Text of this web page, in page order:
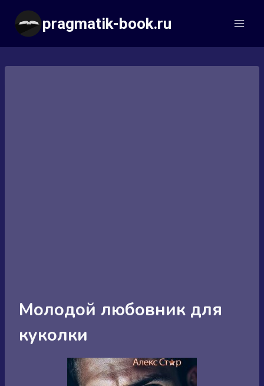
Перейти
содержимому
pragmatik-book.ru
Молодой любовник для
куколки